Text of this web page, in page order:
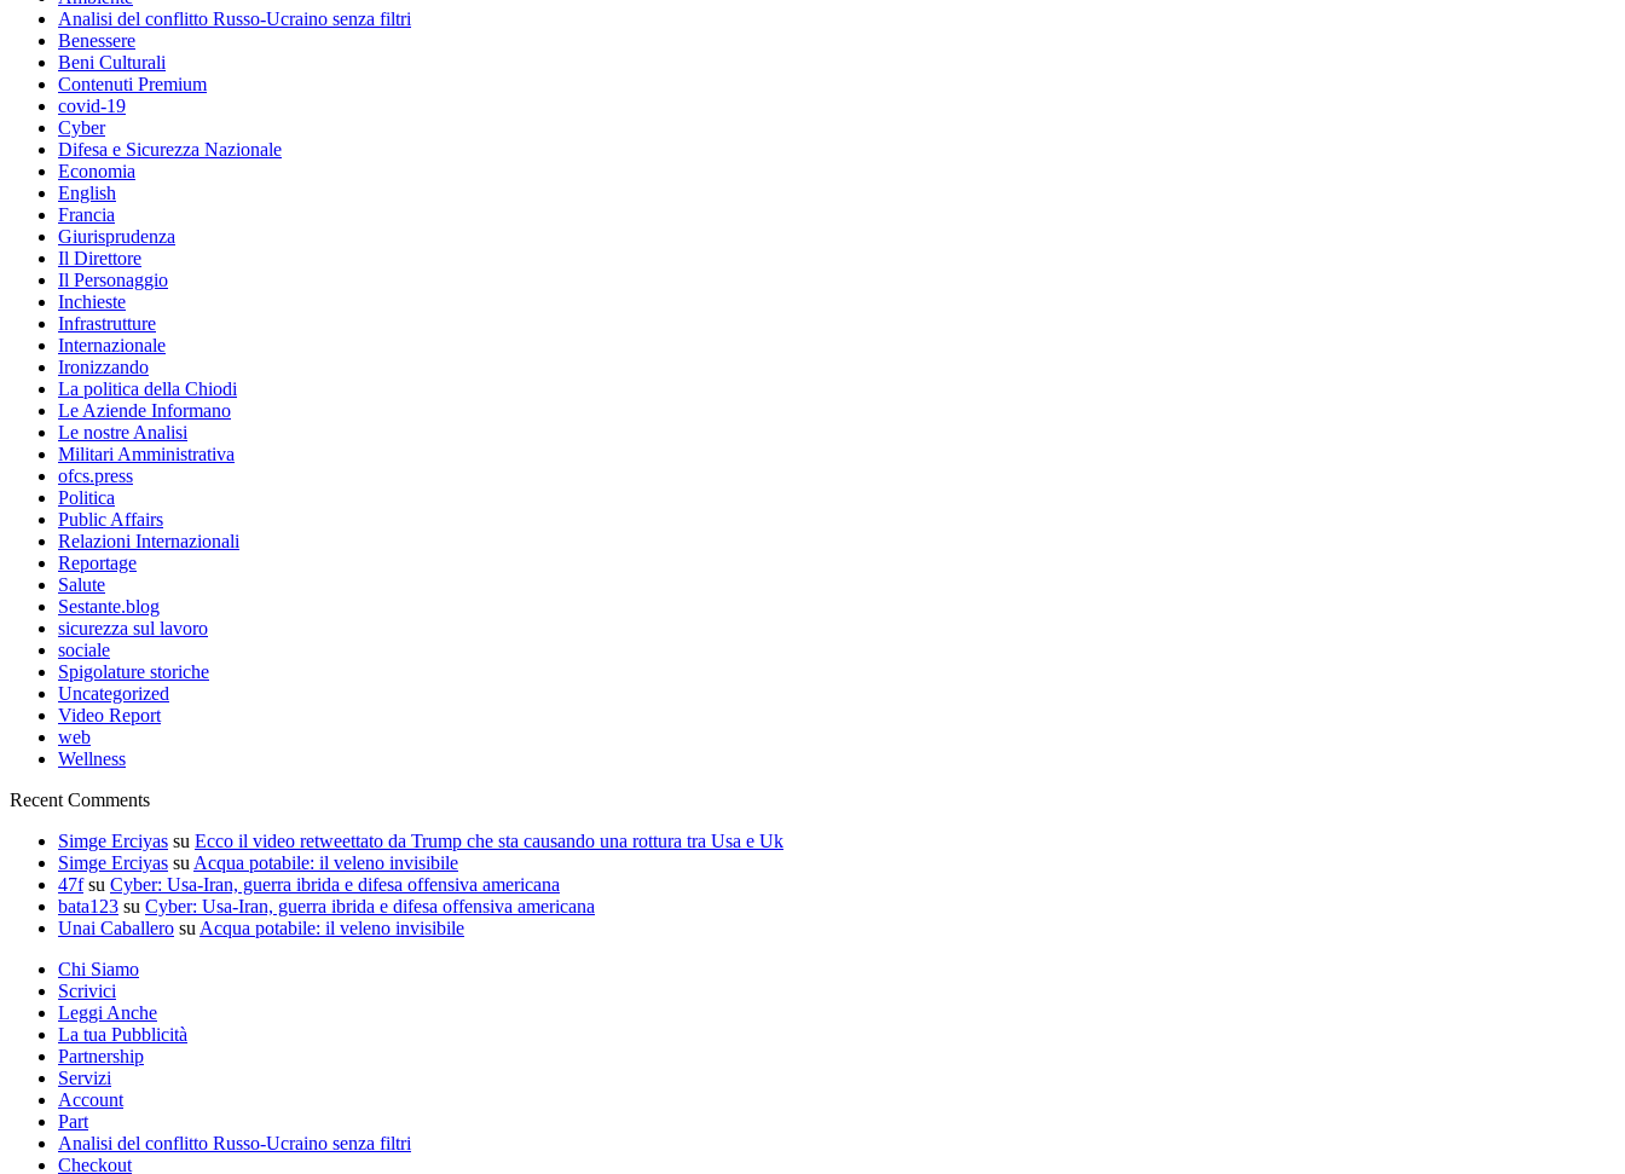
Analisi del conflitto Russo-Ucraino senza filtri
Benessere
Beni Culturali
Contenuti Premium
covid-19
Cyber
Difesa e Sicurezza Nazionale
Economia
English
Francia
Giurisprudenza
Il Direttore
Il Personaggio
Inchieste
Infrastrutture
Internazionale
Ironizzando
La politica della Chiodi
Le Aziende Informano
Le nostre Analisi
Militari Amministrativa
ofcs.press
Politica
Public Affairs
Relazioni Internazionali
Reportage
Salute
Sestante.blog
sicurezza sul lavoro
sociale
Spigolature storiche
Uncategorized
Video Report
web
Wellness
Recent Comments
Simge Erciyas su Ecco il video retweettato da Trump che sta causando una rottura tra Usa e Uk
Simge Erciyas su Acqua potabile: il veleno invisibile
47fsu Cyber: Usa-Iran, guerra ibrida e difesa offensiva americana
bata123 su Cyber: Usa-Iran, guerra ibrida e difesa offensiva americana
Unai Caballero su Acqua potabile: il veleno invisibile
Chi Siamo
Scrivici
Leggi Anche
La tua Pubblicità
Partnership
Servizi
Account
Part
Analisi del conflitto Russo-Ucraino senza filtri
Checkout